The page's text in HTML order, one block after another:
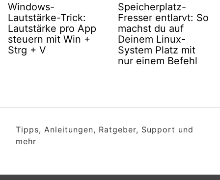
Windows-
Lautstärke-Trick:
Lautstärke pro App
steuern mit Win +
Strg + V
Speicherplatz-
Fresser entlarvt: So
machst du auf
Deinem Linux-
System Platz mit
nur einem Befehl
Tipps, Anleitungen, Ratgeber, Support und
mehr